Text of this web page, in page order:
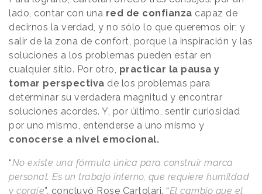
lado, contar con una red de confianza capaz de
decirnos la verdad, y no sólo lo que queremos oir; y
salir de la zona de confort, porque la inspiración y las
soluciones a los problemas pueden estar en
cualquier sitio. Por otro, practicar la pausa y
tomar perspectiva de los problemas para
determinar su verdadera magnitud y encontrar
soluciones acordes. Y, por último, sentir curiosidad
por uno mismo, entenderse a uno mismo y
conocerse a nivel emocional.
“No existe una fórmula única para construir marca
personal. Es un trabajo interno, que requiere humildad
y coraje”, concluyó Rose Cartolari. “El cambio que el